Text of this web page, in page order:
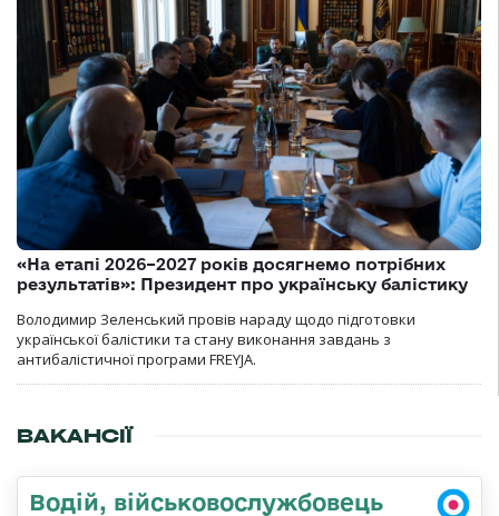
«На етапі 2026–2027 років досягнемо потрібних
результатів»: Президент про українську балістику
Володимир Зеленський провів нараду щодо підготовки
української балістики та стану виконання завдань з
антибалістичної програми FREYJA.
ВАКАНСІЇ
Водій, військовослужбовець